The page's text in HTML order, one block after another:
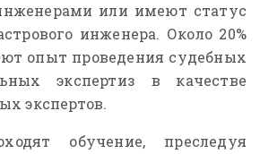
или имеют статус
инженера. Около 20%
опыт проведения судебных
экспертиз в качестве
экспертов.
обучение, преследуя